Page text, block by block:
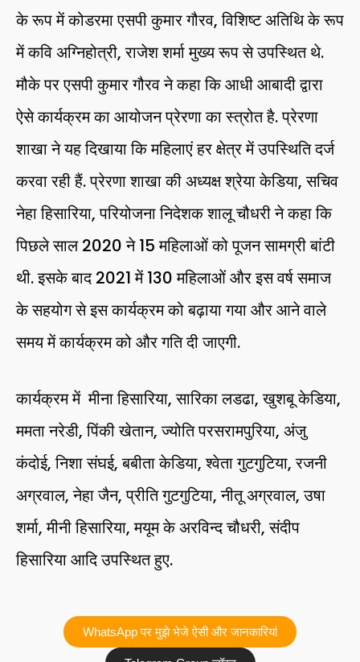
के रूप में कोडरमा एसपी कुमार गौरव, विशिष्ट अतिथि के रूप
में कवि अग्निहोत्री, राजेश शर्मा मुख्य रूप से उपस्थित थे.
मौके पर एसपी कुमार गौरव ने कहा कि आधी आबादी द्वारा
ऐसे कार्यक्रम का आयोजन प्रेरणा का स्त्रोत है. प्रेरणा
शाखा ने यह दिखाया कि महिलाएं हर क्षेत्र में उपस्थिति दर्ज
करवा रही हैं. प्रेरणा शाखा की अध्यक्ष श्रेया केडिया, सचिव
नेहा हिसारिया, परियोजना निदेशक शालू चौधरी ने कहा कि
पिछले साल 2020 ने 15 महिलाओं को पूजन सामग्री बांटी
थी. इसके बाद 2021 में 130 महिलाओं और इस वर्ष समाज
के सहयोग से इस कार्यक्रम को बढ़ाया गया और आने वाले
समय में कार्यक्रम को और गति दी जाएगी.
कार्यक्रम में मीना हिसारिया, सारिका लडढा, खुशबू केडिया,
ममता नरेडी, पिंकी खेतान, ज्योति परसरामपुरिया, अंजु
कंदोई, निशा संघई, बबीता केडिया, श्वेता गुटगुटिया, रजनी
अग्रवाल, नेहा जैन, प्रीति गुटगुटिया, नीतू अग्रवाल, उषा
शर्मा, मीनी हिसारिया, मयूम के अरविन्द चौधरी, संदीप
हिसारिया आदि उपस्थित हुए.
WhatsApp पर मुझे भेजे ऐसी और जानकारियां